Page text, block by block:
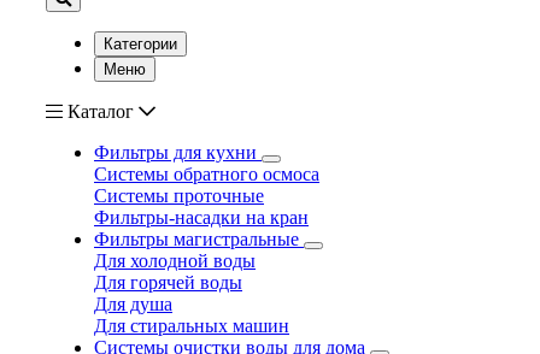
Категории
Меню
Каталог
Фильтры для кухни
Системы обратного осмоса
Системы проточные
Фильтры-насадки на кран
Фильтры магистральные
Для холодной воды
Для горячей воды
Для душа
Для стиральных машин
Системы очистки воды для дома